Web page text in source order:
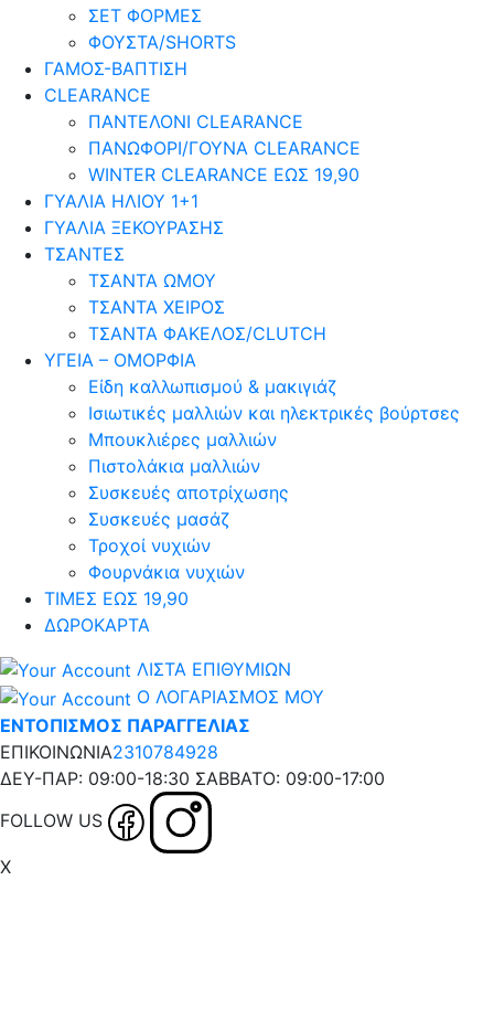
ΣΕΤ ΦΟΡΜΕΣ
ΦΟΥΣΤΑ/SHORTS
ΓΑΜΟΣ-ΒΑΠΤΙΣΗ
CLEARANCE
ΠΑΝΤΕΛΟΝΙ CLEARANCE
ΠΑΝΩΦΟΡΙ/ΓΟΥΝΑ CLEARANCE
WINTER CLEARANCE ΕΩΣ 19,90
ΓΥΑΛΙΑ ΗΛΙΟΥ 1+1
ΓΥΑΛΙΑ ΞΕΚΟΥΡΑΣΗΣ
ΤΣΑΝΤΕΣ
ΤΣΑΝΤΑ ΩΜΟΥ
ΤΣΑΝΤΑ ΧΕΙΡΟΣ
ΤΣΑΝΤΑ ΦΑΚΕΛΟΣ/CLUTCH
ΥΓΕΙΑ – ΟΜΟΡΦΙΑ
Είδη καλλωπισμού & μακιγιάζ
Ισιωτικές μαλλιών και ηλεκτρικές βούρτσες
Μπουκλιέρες μαλλιών
Πιστολάκια μαλλιών
Συσκευές αποτρίχωσης
Συσκευές μασάζ
Τροχοί νυχιών
Φουρνάκια νυχιών
ΤΙΜΕΣ ΕΩΣ 19,90
ΔΩΡΟΚΑΡΤΑ
ΛΙΣΤΑ ΕΠΙΘΥΜΙΩΝ
Ο ΛΟΓΑΡΙΑΣΜΟΣ ΜΟΥ
ΕΝΤΟΠΙΣΜΟΣ ΠΑΡΑΓΓΕΛΙΑΣ
ΕΠΙΚΟΙΝΩΝΙΑ2310784928
ΔΕΥ-ΠΑΡ: 09:00-18:30 ΣΑΒΒΑΤΟ: 09:00-17:00
FOLLOW US
X